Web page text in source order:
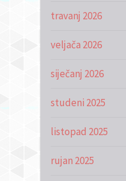
travanj 2026
veljača 2026
siječanj 2026
studeni 2025
listopad 2025
rujan 2025